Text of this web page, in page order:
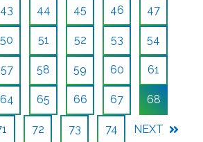
43 44 45 46 47
50 51 52 53 54
57 58 59 60 61
64 65 66 67 68
72 73 74 NEXT